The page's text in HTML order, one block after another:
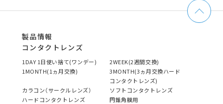
製品情報
コンタクトレンズ
1DAY 1日使い捨て(ワンデー)
2WEEK(2週間交換)
1MONTH(1ヵ月交換)
3MONTH(3ヵ月交換ハード
コンタクトレンズ)
カラコン（サークルレンズ）
ソフトコンタクトレンズ
ハードコンタクトレンズ
円錐角膜用